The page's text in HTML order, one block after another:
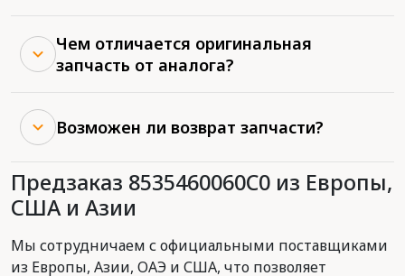
Чем отличается оригинальная
запчасть от аналога?
Возможен ли возврат запчасти?
Предзаказ 8535460060C0 из Европы,
США и Азии
Мы сотрудничаем с официальными поставщиками
из Европы, Азии, ОАЭ и США, что позволяет